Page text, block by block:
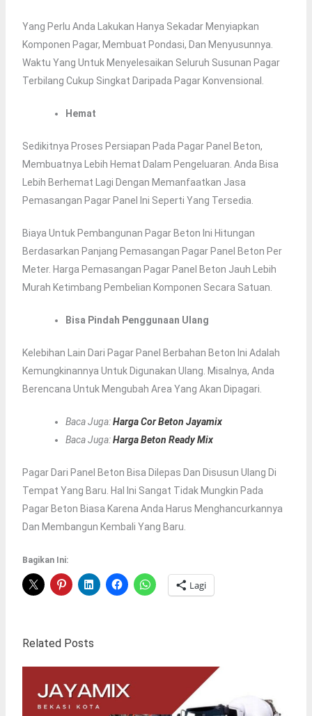
Yang Perlu Anda Lakukan Hanya Sekadar Menyiapkan
Komponen Pagar, Membuat Pondasi, Dan Menyusunnya.
Waktu Yang Untuk Menyelesaikan Seluruh Susunan Pagar
Terbilang Cukup Singkat Daripada Pagar Konvensional.
Hemat
Sedikitnya Proses Persiapan Pada Pagar Panel Beton,
Membuatnya Lebih Hemat Dalam Pengeluaran. Anda Bisa
Lebih Berhemat Lagi Dengan Memanfaatkan Jasa
Pemasangan Pagar Panel Ini Seperti Yang Tersedia.
Biaya Untuk Pembangunan Pagar Beton Ini Hitungan
Berdasarkan Panjang Pemasangan Pagar Panel Beton Per
Meter. Harga Pemasangan Pagar Panel Beton Jauh Lebih
Murah Ketimbang Pembelian Komponen Secara Satuan.
Bisa Pindah Penggunaan Ulang
Kelebihan Lain Dari Pagar Panel Berbahan Beton Ini Adalah
Kemungkinannya Untuk Digunakan Ulang. Misalnya, Anda
Berencana Untuk Mengubah Area Yang Akan Dipagari.
Baca Juga:Harga Cor Beton Jayamix
Baca Juga:Harga Beton Ready Mix
Pagar Dari Panel Beton Bisa Dilepas Dan Disusun Ulang Di
Tempat Yang Baru. Hal Ini Sangat Tidak Mungkin Pada
Pagar Beton Biasa Karena Anda Harus Menghancurkannya
Dan Membangun Kembali Yang Baru.
Bagikan Ini:
Lagi
Related Posts